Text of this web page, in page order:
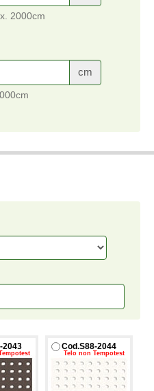
2000cm
cm
2043 Cod.S88-2044
Telo non Tempotest